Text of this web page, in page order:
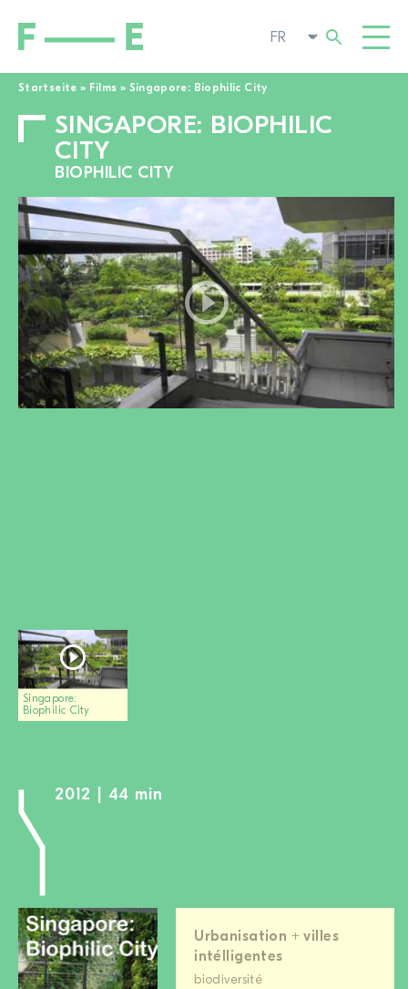
Startseite » Films » Singapore: Biophilic City
SINGAPORE: BIOPHILIC
CITY
BIOPHILIC CITY
Singapore:
Biophilic City
2012 | 44 min
Urbanisation + villes
intélligentes
biodiversité
FILMS
FESTIVAL
CINÉMA POP-UP
ENGAGEMENT
ACTUALITÉS
A PROPOS DE NOUS
Login
Rechercher :
À LA RECHERCHE DE FILMS